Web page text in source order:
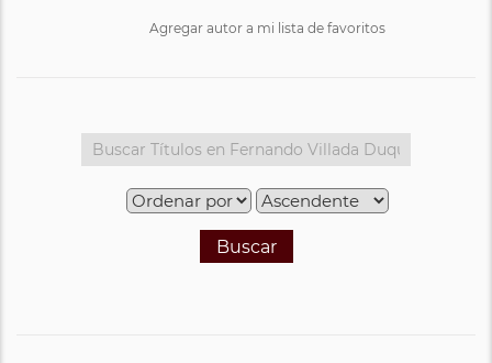
Agregar autor a mi lista de favoritos
Buscar